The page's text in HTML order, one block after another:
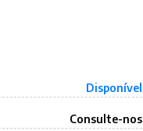
Disponível
Consulte-nos